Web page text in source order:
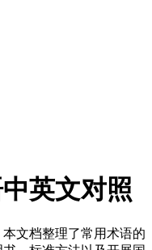
英文对照
文档整理了常用术语的